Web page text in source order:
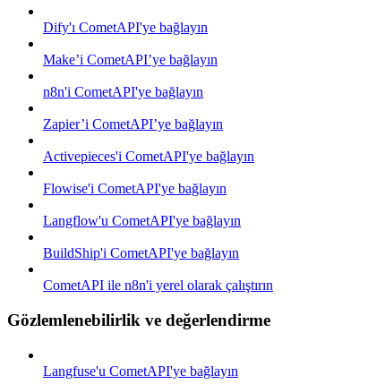
Dify'ı CometAPI'ye bağlayın
Make’i CometAPI’ye bağlayın
n8n'i CometAPI'ye bağlayın
Zapier’i CometAPI’ye bağlayın
Activepieces'i CometAPI'ye bağlayın
Flowise'i CometAPI'ye bağlayın
Langflow'u CometAPI'ye bağlayın
BuildShip'i CometAPI'ye bağlayın
CometAPI ile n8n'i yerel olarak çalıştırın
Gözlemlenebilirlik ve değerlendirme
Langfuse'u CometAPI'ye bağlayın